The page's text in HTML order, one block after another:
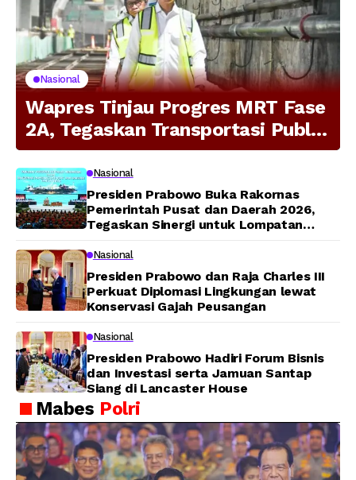
Nasional
Wapres Tinjau Progres MRT Fase
2A, Tegaskan Transportasi Publik
Modern Jadi Prioritas Nasional
Nasional
Presiden Prabowo Buka Rakornas
Pemerintah Pusat dan Daerah 2026,
Tegaskan Sinergi untuk Lompatan
Nasional
Presiden Prabowo dan Raja Charles III
Perkuat Diplomasi Lingkungan lewat
Konservasi Gajah Peusangan
Nasional
Presiden Prabowo Hadiri Forum Bisnis
dan Investasi serta Jamuan Santap
Siang di Lancaster House
Mabes Polri